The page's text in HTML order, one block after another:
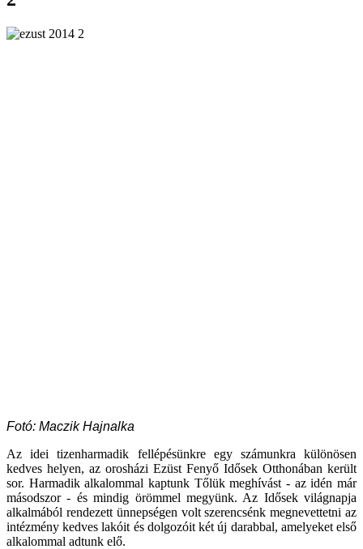
Fotó: Maczik Hajnalka
Az idei tizenharmadik fellépésünkre egy számunkra különösen
kedves helyen, az orosházi Ezüst Fenyő Idősek Otthonában került
sor. Harmadik alkalommal kaptunk Tőlük meghívást - az idén már
másodszor - és mindig örömmel megyünk. Az Idősek világnapja
alkalmából rendezett ünnepségen volt szerencsénk megnevettetni az
intézmény kedves lakóit és dolgozóit két új darabbal, amelyeket első
alkalommal adtunk elő.